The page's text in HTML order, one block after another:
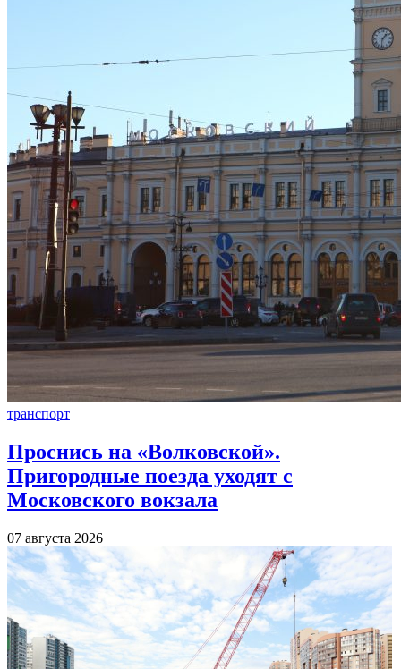
транспорт
Проснись на «Волковской».
Пригородные поезда уходят с
Московского вокзала
07 августа 2026